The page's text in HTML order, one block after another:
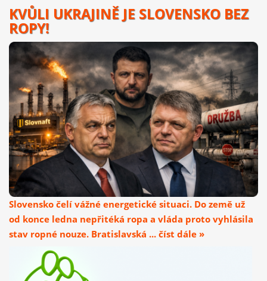
KVŮLI UKRAJINĚ JE SLOVENSKO BEZ
ROPY!
Slovensko čelí vážné energetické situaci. Do země už
od konce ledna nepřitéká ropa a vláda proto vyhlásila
stav ropné nouze. Bratislavská ... číst dále »